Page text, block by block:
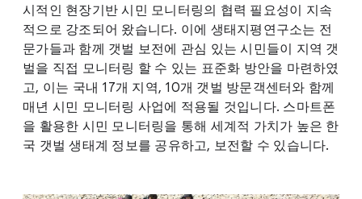
시적인 현장기반 시민 모니터링의 협력 필요성이 지속
적으로 강조되어 왔습니다. 이에 생태지평연구소는 전
문가들과 함께 갯벌 보전에 관심 있는 시민들이 지역 갯
벌을 직접 모니터링 할 수 있는 표준화 방안을 마련하였
고, 이는 국내 17개 지역, 10개 갯벌 방문객센터와 함께
매년 시민 모니터링 사업에 적용될 것입니다. 스마트폰
을 활용한 시민 모니터링을 통해 세계적 가치가 높은 한
국 갯벌 생태계 정보를 공유하고, 보전할 수 있습니다.